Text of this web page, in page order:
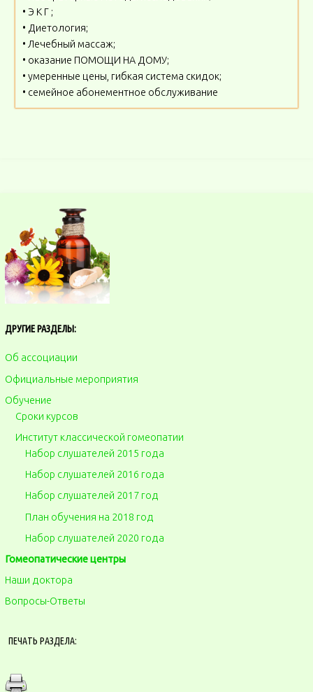
• Э К Г ;
• Диетология;
• Лечебный массаж;
• оказание ПОМОЩИ НА ДОМУ;
• умеренные цены, гибкая система скидок;
• семейное абонементное обслуживание
ДРУГИЕ РАЗДЕЛЫ:
Об ассоциации
Официальные мероприятия
Обучение
Сроки курсов
Институт классической гомеопатии
Набор слушателей 2015 года
Набор слушателей 2016 года
Набор слушателей 2017 год
План обучения на 2018 год
Набор слушателей 2020 года
Гомеопатические центры
Наши доктора
Вопросы-Ответы
ПЕЧАТЬ РАЗДЕЛА: